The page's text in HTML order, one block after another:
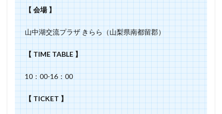
【 会場 】
山中湖交流プラザ きらら（山梨県南都留郡）
【 TIME TABLE 】
10：00-16：00
【 TICKET 】